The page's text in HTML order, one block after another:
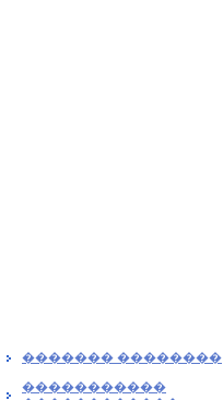
������� ��������
�����������